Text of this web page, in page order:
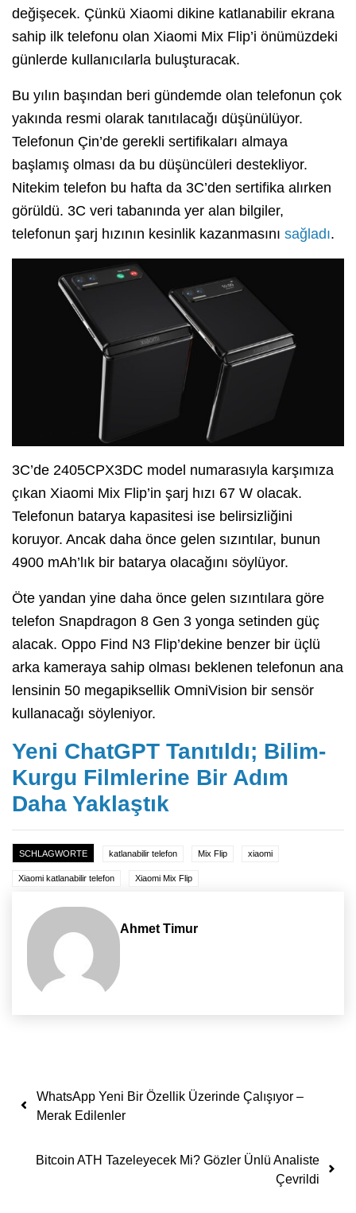
değişecek. Çünkü Xiaomi dikine katlanabilir ekrana
sahip ilk telefonu olan Xiaomi Mix Flip’i önümüzdeki
günlerde kullanıcılarla buluşturacak.
Bu yılın başından beri gündemde olan telefonun çok
yakında resmi olarak tanıtılacağı düşünülüyor.
Telefonun Çin’de gerekli sertifikaları almaya
başlamış olması da bu düşüncüleri destekliyor.
Nitekim telefon bu hafta da 3C’den sertifika alırken
görüldü. 3C veri tabanında yer alan bilgiler,
telefonun şarj hızının kesinlik kazanmasını sağladı.
3C’de 2405CPX3DC model numarasıyla karşımıza
çıkan Xiaomi Mix Flip’in şarj hızı 67 W olacak.
Telefonun batarya kapasitesi ise belirsizliğini
koruyor. Ancak daha önce gelen sızıntılar, bunun
4900 mAh’lık bir batarya olacağını söylüyor.
Öte yandan yine daha önce gelen sızıntılara göre
telefon Snapdragon 8 Gen 3 yonga setinden güç
alacak. Oppo Find N3 Flip’dekine benzer bir üçlü
arka kameraya sahip olması beklenen telefonun ana
lensinin 50 megapiksellik OmniVision bir sensör
kullanacağı söyleniyor.
Yeni ChatGPT Tanıtıldı; Bilim-
Kurgu Filmlerine Bir Adım
Daha Yaklaştık
SCHLAGWORTE katlanabilir telefon Mix Flip xiaomi
Xiaomi katlanabilir telefon Xiaomi Mix Flip
Ahmet Timur
Yazı dolaşımı
WhatsApp Yeni Bir Özellik Üzerinde Çalışıyor –
Merak Edilenler
Bitcoin ATH Tazeleyecek Mi? Gözler Ünlü Analiste
Çevrildi